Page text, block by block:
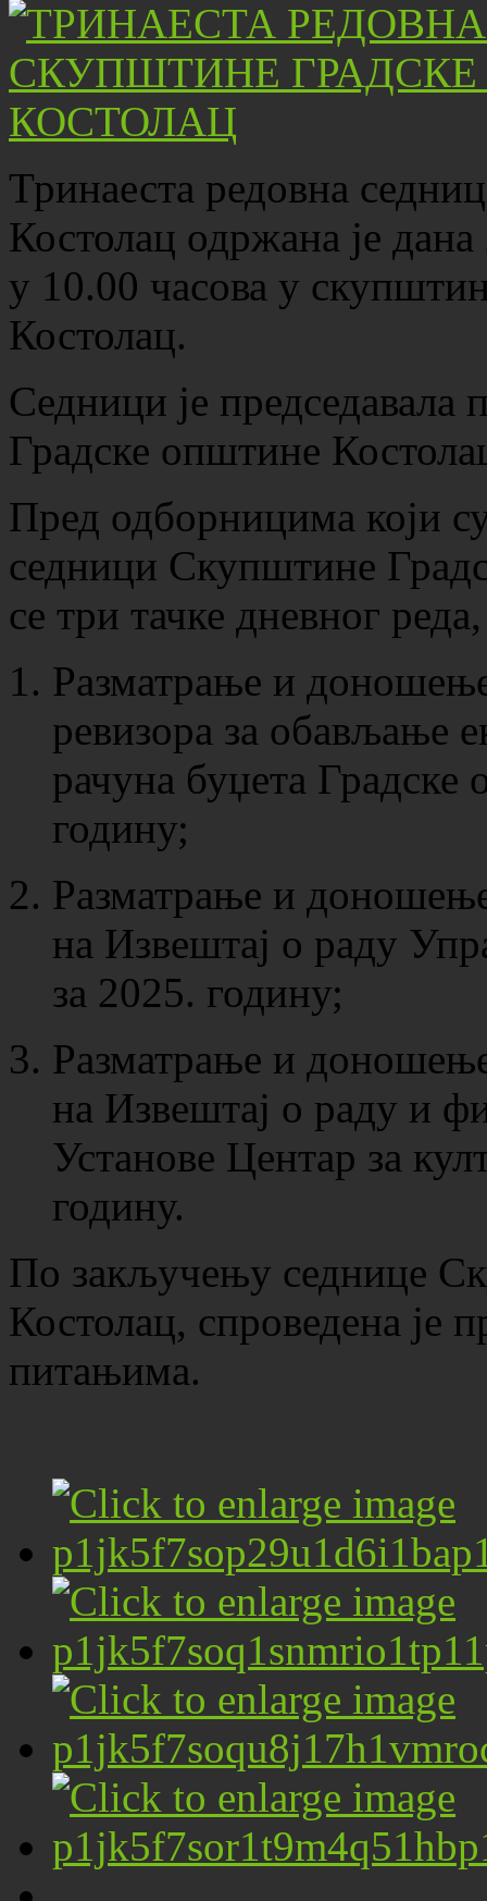
Тринаеста редовна
Костолац одржана је
у 10.00 часова у
Костолац.
Седници је
Градске општине
Пред одборницима који
седници Скупштине
се три тачке дневног
Разматрање и
ревизора за обављање
рачуна буџета
годину;
Разматрање и
на Извештај о раду
за 2025. годину;
Разматрање и
на Извештај о раду и
Установе Центар за
годину.
По закључењу седнице
Костолац, спроведена је
питањима.